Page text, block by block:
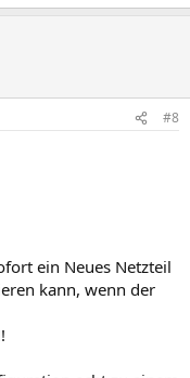
#8
ein Neues Netzteil
kann, wenn der